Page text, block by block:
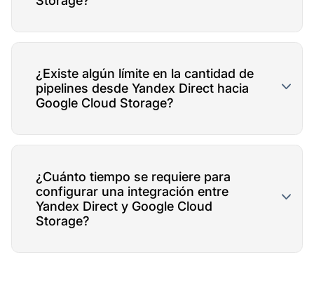
¿Existe algún límite en la cantidad de
pipelines desde Yandex Direct hacia
Google Cloud Storage?
¿Cuánto tiempo se requiere para
configurar una integración entre
Yandex Direct y Google Cloud
Storage?